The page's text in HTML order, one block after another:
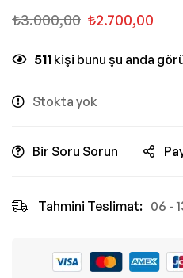
₺3.000,00 ₺2.700,00
511 kişi bunu şu anda
Stokta yok
Bir Soru Sorun
Tahmini Teslimat: 06 -